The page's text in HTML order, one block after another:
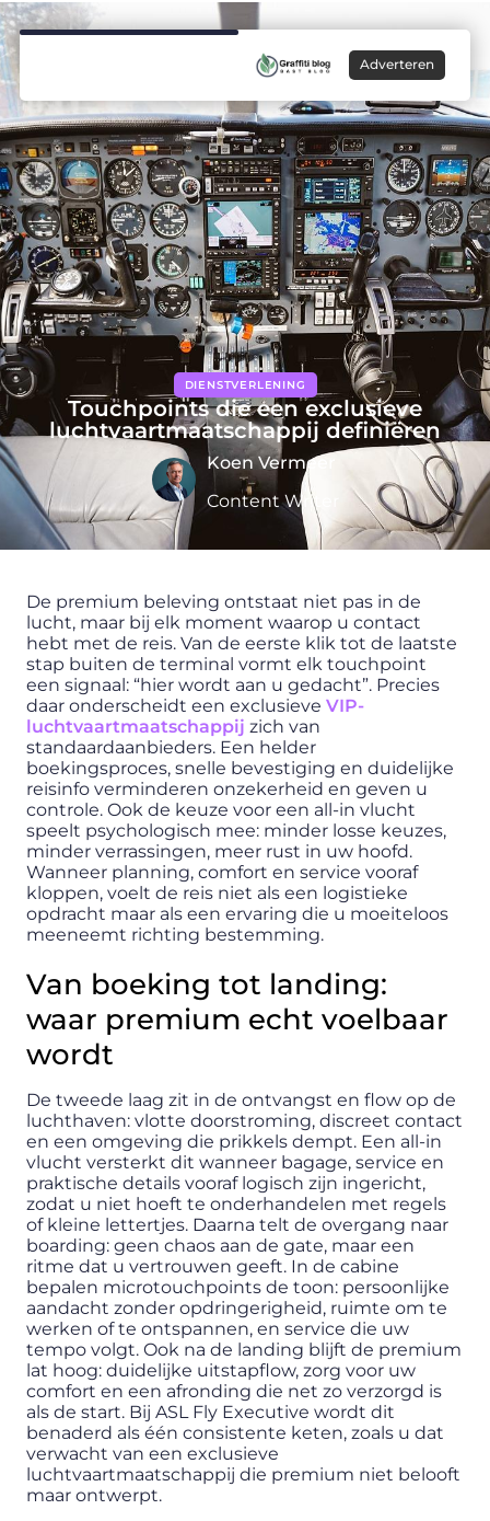
Adverteren
DIENSTVERLENING
Touchpoints die een exclusieve
luchtvaartmaatschappij definiëren
Koen Vermeer
Content Writer
De premium beleving ontstaat niet pas in de
lucht, maar bij elk moment waarop u contact
hebt met de reis. Van de eerste klik tot de laatste
stap buiten de terminal vormt elk touchpoint
een signaal: “hier wordt aan u gedacht”. Precies
daar onderscheidt een exclusieveVIP-
luchtvaartmaatschappij zich van
standaardaanbieders. Een helder
boekingsproces, snelle bevestiging en duidelijke
reisinfo verminderen onzekerheid en geven u
controle. Ook de keuze voor een all-in vlucht
speelt psychologisch mee: minder losse keuzes,
minder verrassingen, meer rust in uw hoofd.
Wanneer planning, comfort en service vooraf
kloppen, voelt de reis niet als een logistieke
opdracht maar als een ervaring die u moeiteloos
meeneemt richting bestemming.
Van boeking tot landing:
waar premium echt voelbaar
wordt
De tweede laag zit in de ontvangst en flow op de
luchthaven: vlotte doorstroming, discreet contact
en een omgeving die prikkels dempt. Een all-in
vlucht versterkt dit wanneer bagage, service en
praktische details vooraf logisch zijn ingericht,
zodat u niet hoeft te onderhandelen met regels
of kleine lettertjes. Daarna telt de overgang naar
boarding: geen chaos aan de gate, maar een
ritme dat u vertrouwen geeft. In de cabine
bepalen microtouchpoints de toon: persoonlijke
aandacht zonder opdringerigheid, ruimte om te
werken of te ontspannen, en service die uw
tempo volgt. Ook na de landing blijft de premium
lat hoog: duidelijke uitstapflow, zorg voor uw
comfort en een afronding die net zo verzorgd is
als de start. Bij ASL Fly Executive wordt dit
benaderd als één consistente keten, zoals u dat
verwacht van een exclusieve
luchtvaartmaatschappij die premium niet belooft
maar ontwerpt.